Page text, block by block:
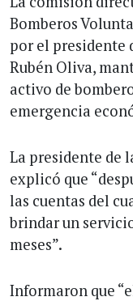
Bomberos
por el presidente
Rubén Oliva,
activo de
emergencia
La presidente de
explicó que
las cuentas del
brindar un
meses”.
Informaron que